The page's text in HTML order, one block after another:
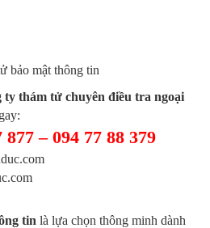
bảo mật thông tin
ty thám tử chuyên điều tra ngoại
877 – 094 77 88 379
tin là lựa chọn thông minh dành